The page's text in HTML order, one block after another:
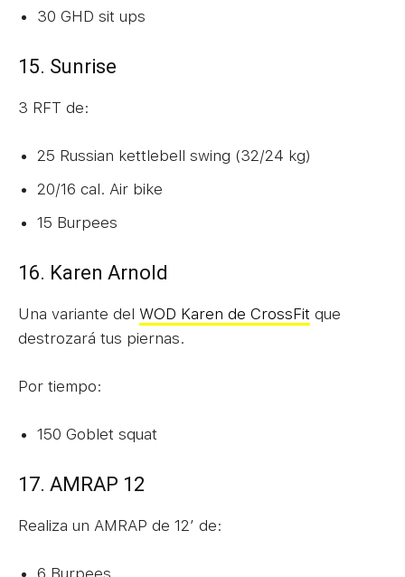
30 GHD sit ups
15. Sunrise
3 RFT de:
25 Russian kettlebell swing (32/24 kg)
20/16 cal. Air bike
15 Burpees
16. Karen Arnold
Una variante del WOD Karen de CrossFit que
destrozará tus piernas.
Por tiempo:
150 Goblet squat
17. AMRAP 12
Realiza un AMRAP de 12′ de: